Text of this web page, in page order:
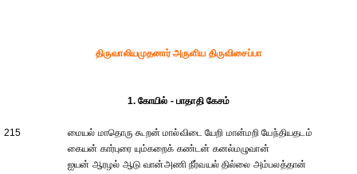
திருவாலியமுதனார் அருளிய திருவிசைப்பா
1. கோயில் - பாதாதி கேசம்
215
மையல் மாதொரு கூறன் மால்விடை யேறி மான்மறி யேந்தியதடம்
கையன் கார்புரை யும்கறைக் கண்டன் கனல்மழுவான்
ஐயன் ஆரழல் ஆடு வான்அணி நீர்வயல் தில்லை அம்பலத்தான்